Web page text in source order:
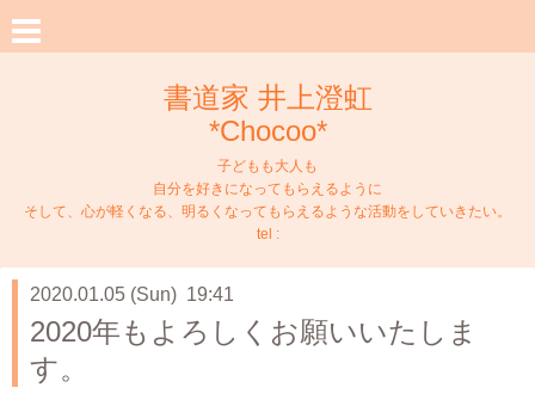
書道家 井上澄虹
*Chocoo*
子どもも大人も
自分を好きになってもらえるように
そして、心が軽くなる、明るくなってもらえるような活動をしていきたい。
tel :
2020.01.05 (Sun) 19:41
2020年もよろしくお願いいたしま
す。